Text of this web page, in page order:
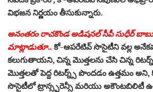
విభజన నిర్ణయం తీసుకున్నారు.
అనంతరం రాచకొండ అడిషనల్ సీపీ సుధీర్
మాట్లాడుతూ..కో-ఆపరేటివ్ సొసైటీని వల్ల
కలుగుతాయని, చిన్న మొత్తలను చేసి చిన్న
మొత్తలతో పెద్ద రిటర్న్స్ పొందడం ఉత్తమం
సొసైటీలో ట్రాన్స్పరెన్సీ మరియు అకౌంటబిలిటీ